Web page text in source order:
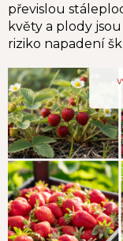
převislou
květy a plody
riziko napadení